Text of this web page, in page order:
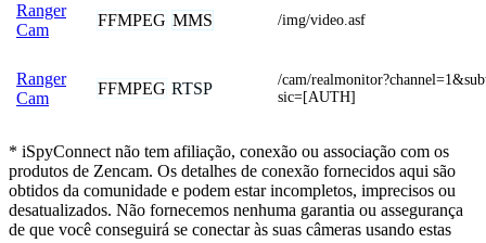
Ranger
Cam
FFMPEG MMS /img/video.asf
Ranger
Cam
FFMPEG RTSP
/cam/
sic=[AUTH]
* iSpyConnect não tem afiliação, conexão ou associação com os
produtos de Zencam. Os detalhes de conexão fornecidos aqui são
obtidos da comunidade e podem estar incompletos, imprecisos ou
desatualizados. Não fornecemos nenhuma garantia ou assegurança
de que você conseguirá se conectar às suas câmeras usando estas